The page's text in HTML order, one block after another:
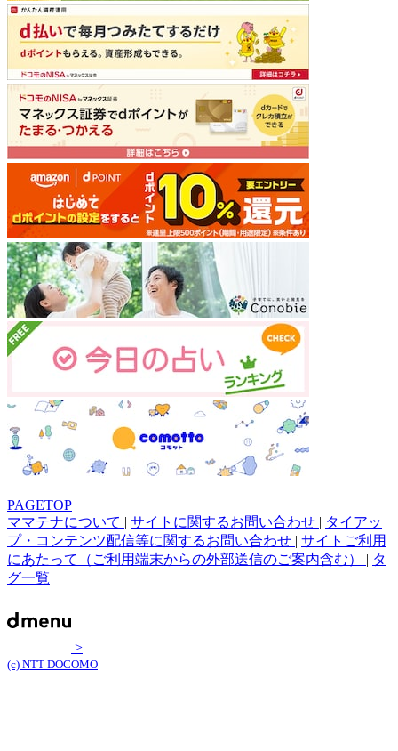
PAGETOP
ママテナについて | サイトに関するお問い合わせ | タイアッ
プ・コンテンツ配信等に関するお問い合わせ | サイトご利用
にあたって（ご利用端末からの外部送信のご案内含む） | タ
グ一覧
>
(c) NTT DOCOMO